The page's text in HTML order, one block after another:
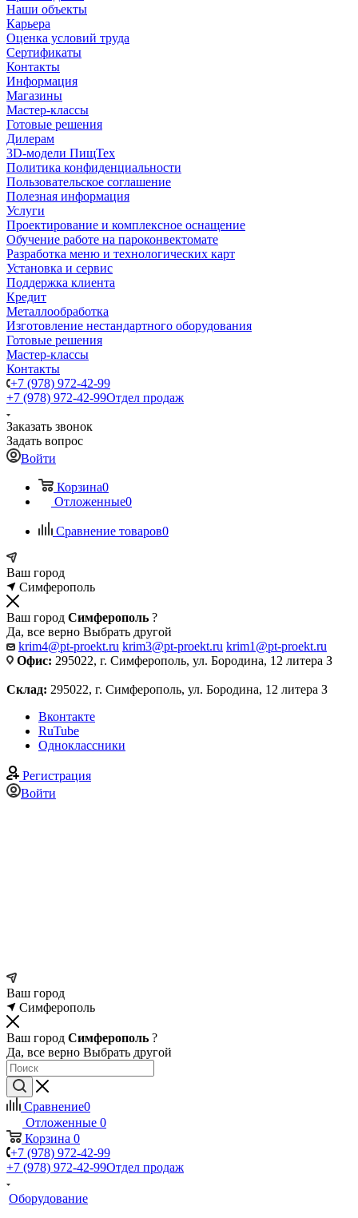
Наши объекты
Карьера
Оценка условий труда
Сертификаты
Контакты
Информация
Магазины
Мастер-классы
Готовые решения
Дилерам
3D-модели ПищТех
Политика конфиденциальности
Пользовательское соглашение
Полезная информация
Услуги
Проектирование и комплексное оснащение
Обучение работе на пароконвектомате
Разработка меню и технологических карт
Установка и сервис
Поддержка клиента
Кредит
Металлообработка
Изготовление нестандартного оборудования
Готовые решения
Мастер-классы
Контакты
+7 (978) 972-42-99
+7 (978) 972-42-99Отдел продаж
Заказать звонок
Задать вопрос
Войти
Корзина0
Отложенные0
Сравнение товаров0
Ваш город
Симферополь
Ваш город Симферополь ?
Да, все верно Выбрать другой
krim4@pt-proekt.ru krim3@pt-proekt.ru krim1@pt-proekt.ru
Офис: 295022, г. Симферополь, ул. Бородина, 12 литера З
Склад: 295022, г. Симферополь, ул. Бородина, 12 литера З
Вконтакте
RuTube
Одноклассники
Регистрация
Войти
Ваш город
Симферополь
Ваш город Симферополь ?
Да, все верно Выбрать другой
Сравнение0
Отложенные 0
Корзина 0
+7 (978) 972-42-99
+7 (978) 972-42-99Отдел продаж
Оборудование